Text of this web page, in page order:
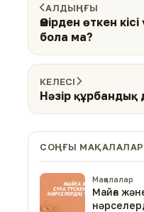
АЛДЫҢҒЫ
Өмірден өткен
бола ма?
КЕЛЕСІ
Нәзір құрбандық
СОҢҒЫ МАҚАЛАЛАР
Мақалалар
Майға